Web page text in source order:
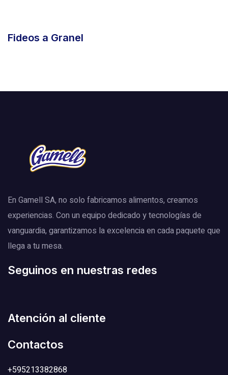
Fideos a Granel
En Gamell SA, no solo fabricamos alimentos, creamos
experiencias. Con un equipo dedicado y tecnologías de
vanguardia, garantizamos la excelencia en cada paquete que
llega a tu mesa.
Seguinos en nuestras redes
Atención al cliente
Contactos
+595213382868